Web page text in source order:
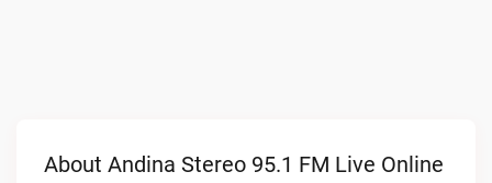
About Andina Stereo 95.1 FM Live Online